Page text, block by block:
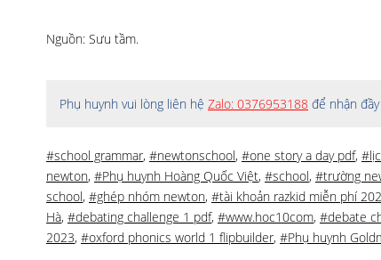
Nguồn: Sưu tầm.
Phụ huynh vui lòng liên hệ Zalo: 0376953188 để nhận
#school grammar, #newtonschool, #one story a day pdf,
newton, #Phụ huynh Hoàng Quốc Việt, #school, #trường
school, #ghép nhóm newton, #tài khoản razkid miễn phí
Hà, #debating challenge 1 pdf, #www.hoc10com, #debate
2023, #oxford phonics world 1 flipbuilder, #Phụ huynh